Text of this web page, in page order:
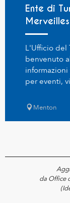
Ente di
Merveilles
L'Ufficio del
benvenuto
per eventi,
Menton
da Office